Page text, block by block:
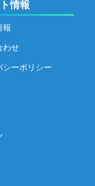
情報
報
わせ
シーポリシー